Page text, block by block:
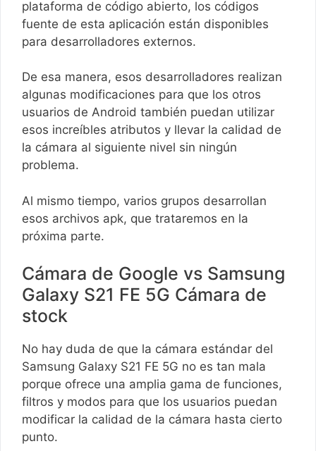
plataforma de código abierto, los códigos
fuente de esta aplicación están disponibles
para desarrolladores externos.
De esa manera, esos desarrolladores realizan
algunas modificaciones para que los otros
usuarios de Android también puedan utilizar
esos increíbles atributos y llevar la calidad de
la cámara al siguiente nivel sin ningún
problema.
Al mismo tiempo, varios grupos desarrollan
esos archivos apk, que trataremos en la
próxima parte.
Cámara de Google vs Samsung
Galaxy S21 FE 5G Cámara de
stock
No hay duda de que la cámara estándar del
Samsung Galaxy S21 FE 5G no es tan mala
porque ofrece una amplia gama de funciones,
filtros y modos para que los usuarios puedan
modificar la calidad de la cámara hasta cierto
punto.